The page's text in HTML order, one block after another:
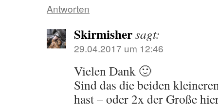
Antworten
Skirmishersagt:
29.04.2017 um 12:46
Vielen Dank 🙂
Sind das die beiden
hast – oder 2x der Große